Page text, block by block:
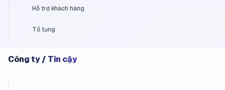
Hỗ trợ khách hàng
Tố tụng
Công ty / Tin cậy